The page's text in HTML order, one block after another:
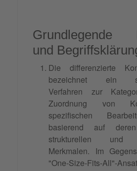
Grundlegende
und
Die differenzierte
bezeichnet ein
Verfahren zur
Zuordnung von
spezifischen
basierend auf
strukturellen und
Merkmalen. Im
"One-Size-Fits-All"-